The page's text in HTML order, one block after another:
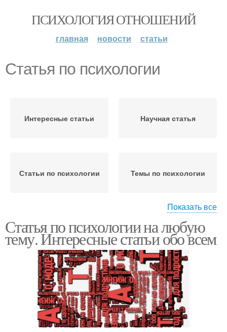
ПСИХОЛОГИЯ ОТНОШЕНИЙ
главная новости статьи
Статья по психологии
Интересные статьи Научная статья
Статьи по психологии Темы по психологии
психология
Показать все
Статья по психологии на любую
тему. Интересные статьи обо всем